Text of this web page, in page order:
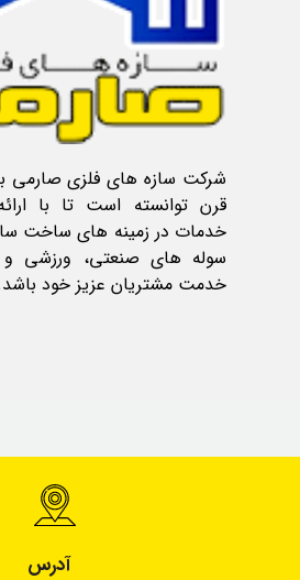
شرکت سازه های فلزی صارمی
قرن توانسته است تا با
خدمات در زمینه های ساخت
سوله های صنعتی، ورزشی و
خدمت مشتریان عزیز خود
آدرس